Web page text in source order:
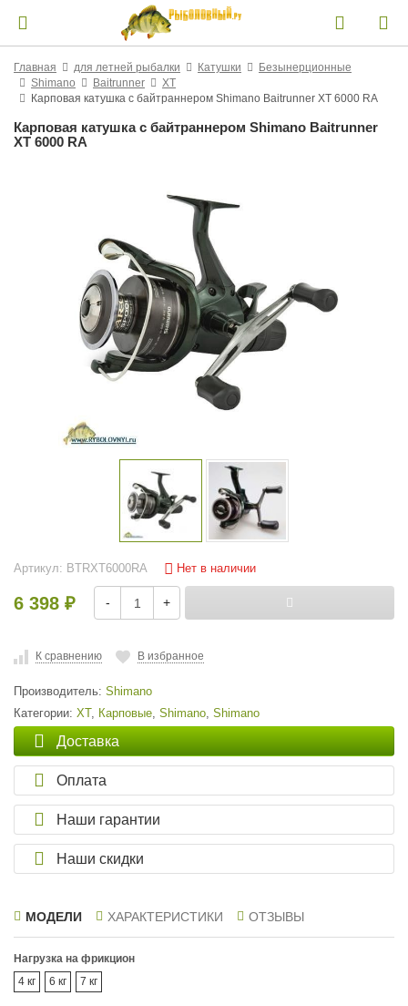
Главная для летней рыбалки Катушки
Безынерционные
Shimano
Baitrunner
XT
Карповая катушка с байтраннером Shimano Baitrunner XT 6000 RA
Карповая катушка с байтраннером Shimano Baitrunner
XT 6000 RA
Артикул: BTRXT6000RA Нет в наличии
6 398 ₽ - +
К сравнению В избранное
Производитель: Shimano
Категории: XT , Карповые, Shimano, Shimano
Доставка
Оплата
Наши гарантии
Наши скидки
МОДЕЛИ ХАРАКТЕРИСТИКИ ОТЗЫВЫ
Нагрузка на фрикцион
4 кг
6 кг 7 кг